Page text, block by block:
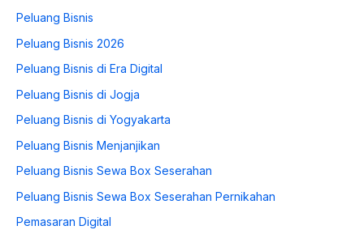
Peluang Bisnis
Peluang Bisnis 2026
Peluang Bisnis di Era Digital
Peluang Bisnis di Jogja
Peluang Bisnis di Yogyakarta
Peluang Bisnis Menjanjikan
Peluang Bisnis Sewa Box Seserahan
Peluang Bisnis Sewa Box Seserahan Pernikahan
Pemasaran Digital